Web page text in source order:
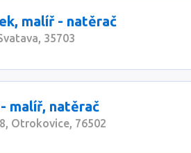
malíř - natěrač
35703
malíř, natěrač
Otrokovice, 76502